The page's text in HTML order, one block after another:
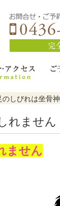
のしびれは坐骨
れません
ません